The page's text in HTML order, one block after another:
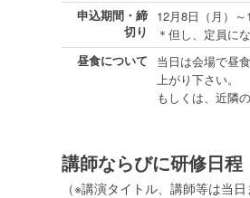
申込期間・締
切り
12月8日（月）
＊但し、定員に
昼食について
当日は会場で昼
上がり下さい。
もしくは、近隣
講師ならびに研修日程
（※講演タイトル、講師等は当